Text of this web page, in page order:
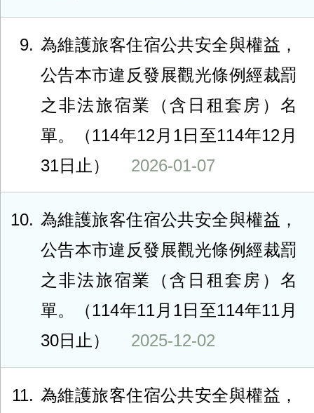
9
為維護旅客住宿公共安全與權益，
公告本市違反發展觀光條例經裁罰
之非法旅宿業（含日租套房）名
單。（114年12月1日至114年12月
31日止）
2026-01-07
10
為維護旅客住宿公共安全與權益，
公告本市違反發展觀光條例經裁罰
之非法旅宿業（含日租套房）名
單。（114年11月1日至114年11月
30日止）
2025-12-02
11
為維護旅客住宿公共安全與權益，